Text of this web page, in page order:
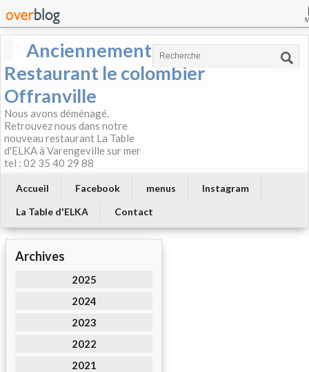
Anciennement
Restaurant le colombier
Offranville
Nous avons déménagé.
Retrouvez nous dans notre
nouveau restaurant La Table
d'ELKA à Varengeville sur mer
tel : 02 35 40 29 88
Accueil Facebook menus
Instagram
La Table d'ELKA
Contact
Archives
2025
2024
2023
2022
2021